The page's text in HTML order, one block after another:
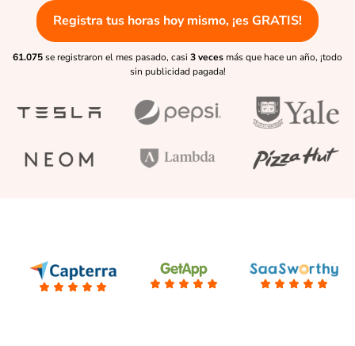
Registra tus horas hoy mismo, ¡es GRATIS!
61.075se registraron el mes pasado, casi 3 veces más que hace un año, ¡todo
sin publicidad pagada!